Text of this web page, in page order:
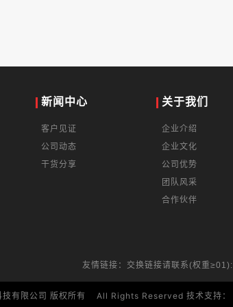
新闻中心
客户见证
公司动态
干货分享
关于我们
企业介绍
企业文化
公司优势
团队风采
合作伙伴
友情链接：交换链接请联系(权重≥01):
有限公司 版权所有 All Rights Reserved 技术支持：